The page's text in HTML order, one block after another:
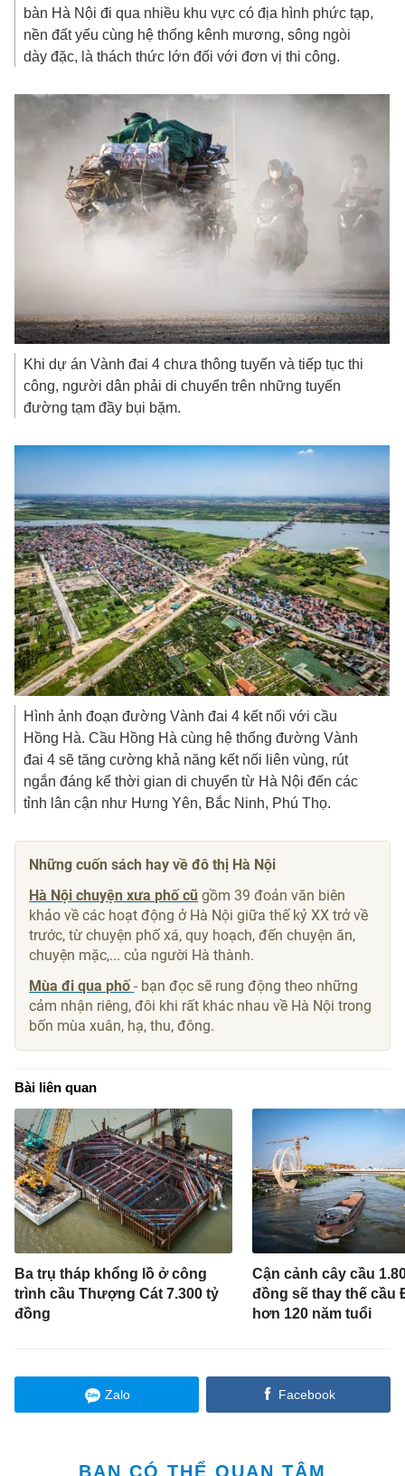
bàn Hà Nội đi qua nhiều khu vực có địa hình phức tạp,
nền đất yếu cùng hệ thống kênh mương, sông ngòi
dày đặc, là thách thức lớn đối với đơn vị thi công.
Khi dự án Vành đai 4 chưa thông tuyến và tiếp tục thi
công, người dân phải di chuyển trên những tuyến
đường tạm đầy bụi bặm.
Hình ảnh đoạn đường Vành đai 4 kết nối với cầu
Hồng Hà. Cầu Hồng Hà cùng hệ thống đường Vành
đai 4 sẽ tăng cường khả năng kết nối liên vùng, rút
ngắn đáng kể thời gian di chuyển từ Hà Nội đến các
tỉnh lân cận như Hưng Yên, Bắc Ninh, Phú Thọ.
Những cuốn sách hay về đô thị Hà Nội
Hà Nội chuyện xưa phố cũ gồm 39 đoản văn biên
khảo về các hoạt động ở Hà Nội giữa thế kỷ XX trở về
trước, từ chuyện phố xá, quy hoạch, đến chuyện ăn,
chuyện mặc,... của người Hà thành.
Mùa đi qua phố - bạn đọc sẽ rung động theo những
cảm nhận riêng, đôi khi rất khác nhau về Hà Nội trong
bốn mùa xuân, hạ, thu, đông.
Bài liên quan
Ba trụ tháp khổng lồ ở công
trình cầu Thượng Cát 7.300 tỷ
đồng
Cận cảnh cây cầu
đồng sẽ thay thế cầu
hơn 120 năm tuổi
Zalo Facebook
BẠN CÓ THỂ QUAN TÂM